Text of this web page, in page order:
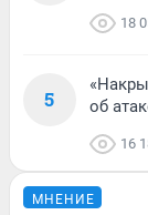
18
5
об
16
МНЕНИЕ